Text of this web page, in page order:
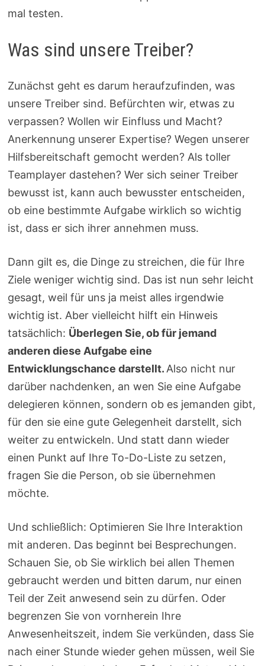
mal testen.
Was sind unsere Treiber?
Zunächst geht es darum heraufzufinden, was
unsere Treiber sind. Befürchten wir, etwas zu
verpassen? Wollen wir Einfluss und Macht?
Anerkennung unserer Expertise? Wegen unserer
Hilfsbereitschaft gemocht werden? Als toller
Teamplayer dastehen? Wer sich seiner Treiber
bewusst ist, kann auch bewusster entscheiden,
ob eine bestimmte Aufgabe wirklich so wichtig
ist, dass er sich ihrer annehmen muss.
Dann gilt es, die Dinge zu streichen, die für Ihre
Ziele weniger wichtig sind. Das ist nun sehr leicht
gesagt, weil für uns ja meist alles irgendwie
wichtig ist. Aber vielleicht hilft ein Hinweis
tatsächlich: Überlegen Sie, ob für jemand
anderen diese Aufgabe eine
Entwicklungschance darstellt. Also nicht nur
darüber nachdenken, an wen Sie eine Aufgabe
delegieren können, sondern ob es jemanden gibt,
für den sie eine gute Gelegenheit darstellt, sich
weiter zu entwickeln. Und statt dann wieder
einen Punkt auf Ihre To-Do-Liste zu setzen,
fragen Sie die Person, ob sie übernehmen
möchte.
Und schließlich: Optimieren Sie Ihre Interaktion
mit anderen. Das beginnt bei Besprechungen.
Schauen Sie, ob Sie wirklich bei allen Themen
gebraucht werden und bitten darum, nur einen
Teil der Zeit anwesend sein zu dürfen. Oder
begrenzen Sie von vornherein Ihre
Anwesenheitszeit, indem Sie verkünden, dass Sie
nach einer Stunde wieder gehen müssen, weil Sie